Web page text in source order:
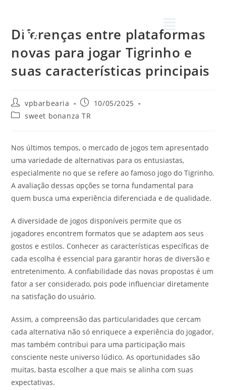
Diferenças entre plataformas
novas para jogar Tigrinho e
suas características principais
vpbarbearia
10/05/2025
sweet bonanza TR
Nos últimos tempos, o mercado de jogos tem apresentado
uma variedade de alternativas para os entusiastas,
especialmente no que se refere ao famoso jogo do Tigrinho.
A avaliação dessas opções se torna fundamental para
quem busca uma experiência diferenciada e de qualidade.
A diversidade de jogos disponíveis permite que os
jogadores encontrem formatos que se adaptem aos seus
gostos e estilos. Conhecer as características específicas de
cada escolha é essencial para garantir horas de diversão e
entretenimento. A confiabilidade das novas propostas é um
fator a ser considerado, pois pode influenciar diretamente
na satisfação do usuário.
Assim, a compreensão das particularidades que cercam
cada alternativa não só enriquece a experiência do jogador,
mas também contribui para uma participação mais
consciente neste universo lúdico. As oportunidades são
muitas, basta escolher a que mais se alinha com suas
expectativas.